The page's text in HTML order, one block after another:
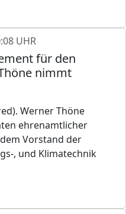
UHR
für den
nimmt
Werner Thöne
ehrenamtlicher
Vorstand der
, und Klimatechnik